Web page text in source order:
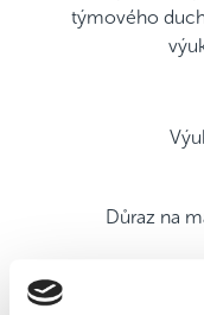
týmového
Důraz na
2